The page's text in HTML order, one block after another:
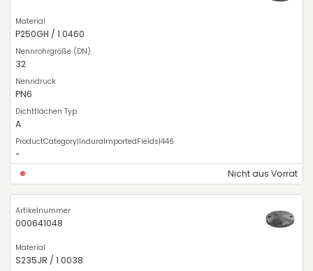
P250GH / 1.0460
32
PN6
A
-
Nicht aus Vorrat
000641048
S235JR / 1.0038